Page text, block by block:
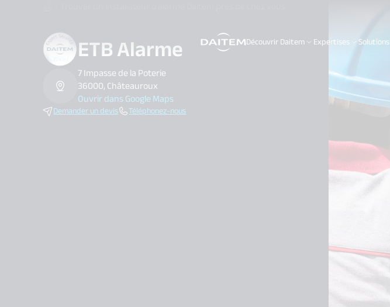
Découvrir Daitem Expertises Solutions
search.label
ETB Alarme
7 Impasse de la Poterie
36000, Châteauroux
Ouvrir dans Google Maps
Demander un devis Téléphonez-nous